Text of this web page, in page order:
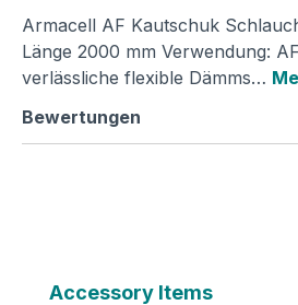
Armacell AF Kautschuk
Länge 2000 mm Verwendung:
verlässliche flexible Dämms…
Bewertungen
Produktgalerie überspringen
Accessory Items